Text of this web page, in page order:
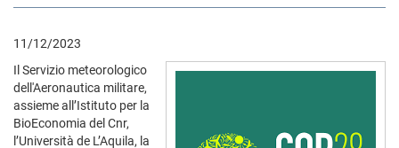
11/12/2023
Il Servizio meteorologico
dell'Aeronautica militare,
assieme all’Istituto per la
BioEconomia del Cnr,
l’Università de L’Aquila, la